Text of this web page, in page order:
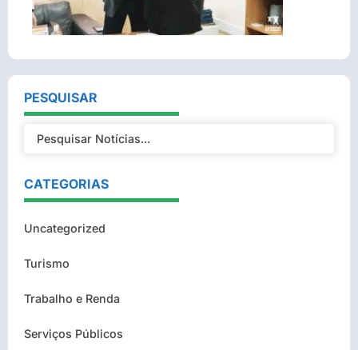
PESQUISAR
CATEGORIAS
Uncategorized
Turismo
Trabalho e Renda
Serviços Públicos